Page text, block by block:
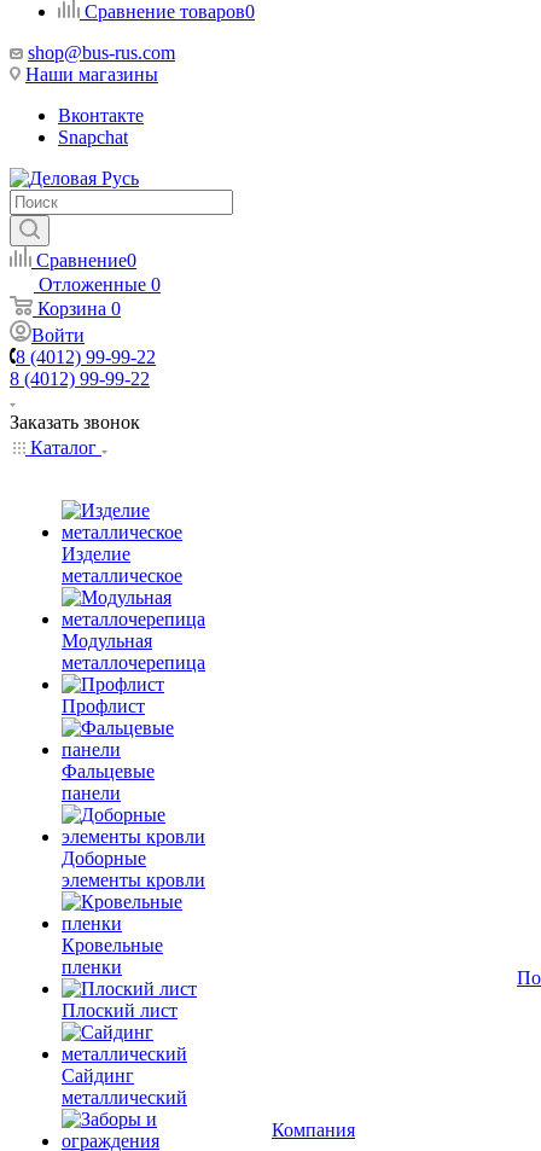
Сравнение товаров0
shop@bus-rus.com
Наши магазины
Вконтакте
Snapchat
Сравнение0
Отложенные 0
Корзина 0
Войти
8 (4012) 99-99-22
8 (4012) 99-99-22
Заказать звонок
Каталог
Изделие
металлическое
Модульная
металлочерепица
Профлист
Фальцевые
панели
Доборные
элементы кровли
Кровельные
пленки
Плоский лист
Сайдинг
металлический
Компания